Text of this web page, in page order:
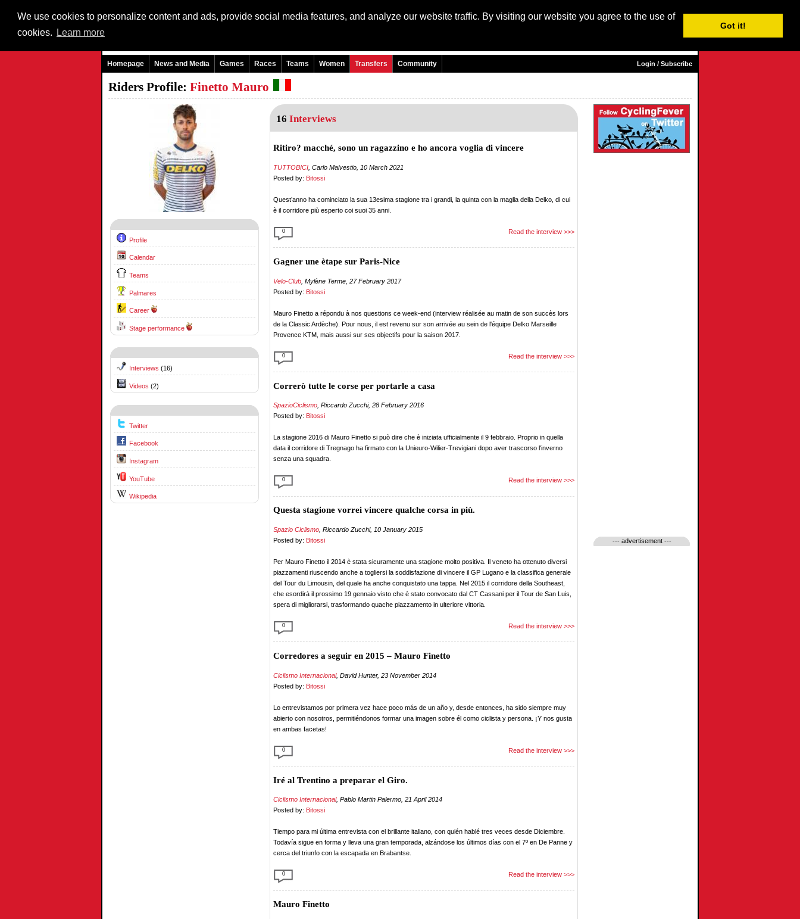
We use cookies to personalize content and ads, provide social media features, and analyze our website traffic. By visiting our website you agree to the use of
cookies.
Learn more
Got it!
Login / Subscribe
Homepage News and Media Games Races Teams Women Transfers Community Login / Subscribe
Riders Profile: Finetto Mauro
Profile
Calendar
Teams
Palmares
Career
Stage performance
Interviews (16)
Videos (2)
Twitter
Facebook
Instagram
YouTube
Wikipedia
16 Interviews
Ritiro? macché, sono un ragazzino e ho ancora voglia di vincere
TUTTOBICI , Carlo Malvestio, 10 March 2021
Posted by: Bitossi
Quest’anno ha cominciato la sua 13esima stagione tra i grandi, la quinta con la maglia della Delko, di cui
è il corridore più esperto coi suoi 35 anni.
0 Read the interview >>>
Gagner une ètape sur Paris-Nice
Velo-Club , Mylène Terme, 27 February 2017
Posted by: Bitossi
Mauro Finetto a répondu à nos questions ce week-end (interview réalisée au matin de son succès lors
de la Classic Ardèche). Pour nous, il est revenu sur son arrivée au sein de l'équipe Delko Marseille
Provence KTM, mais aussi sur ses objectifs pour la saison 2017.
0 Read the interview >>>
Correrò tutte le corse per portarle a casa
SpazioCiclismo , Riccardo Zucchi, 28 February 2016
Posted by: Bitossi
La stagione 2016 di Mauro Finetto si può dire che è iniziata ufficialmente il 9 febbraio. Proprio in quella
data il corridore di Tregnago ha firmato con la Unieuro-Wilier-Trevigiani dopo aver trascorso l'inverno
senza una squadra.
0 Read the interview >>>
Questa stagione vorrei vincere qualche corsa in più.
Spazio Ciclismo , Riccardo Zucchi, 10 January 2015
Posted by: Bitossi
Per Mauro Finetto il 2014 è stata sicuramente una stagione molto positiva. Il veneto ha ottenuto diversi
piazzamenti riuscendo anche a togliersi la soddisfazione di vincere il GP Lugano e la classifica generale
del Tour du Limousin, del quale ha anche conquistato una tappa. Nel 2015 il corridore della Southeast,
che esordirà il prossimo 19 gennaio visto che è stato convocato dal CT Cassani per il Tour de San Luis,
spera di migliorarsi, trasformando quache piazzamento in ulteriore vittoria.
0 Read the interview >>>
Corredores a seguir en 2015 – Mauro Finetto
Ciclismo Internacional, David Hunter, 23 November 2014
Posted by: Bitossi
Lo entrevistamos por primera vez hace poco más de un año y, desde entonces, ha sido siempre muy
abierto con nosotros, permitiéndonos formar una imagen sobre él como ciclista y persona. ¡Y nos gusta
en ambas facetas!
0 Read the interview >>>
Iré al Trentino a preparar el Giro.
Ciclismo Internacional, Pablo Martin Palermo, 21 April 2014
Posted by: Bitossi
Tiempo para mi última entrevista con el brillante italiano, con quién hablé tres veces desde Diciembre.
Todavía sigue en forma y lleva una gran temporada, alzándose los últimos días con el 7º en De Panne y
cerca del triunfo con la escapada en Brabantse.
0 Read the interview >>>
Mauro Finetto
--- advertisement ---